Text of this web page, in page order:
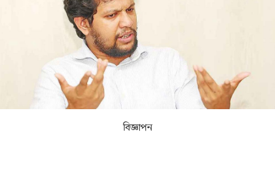
বিজ্ঞাপন